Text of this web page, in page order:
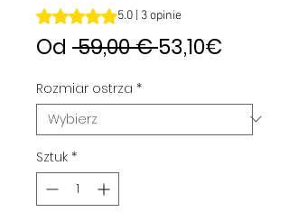
Ocena to 5.0 na pięć gwiazdek na
5.0 | 3 opinie
Od 59,00 € Regularna
53,10€
Rozmiar ostrza *
Sztuk *